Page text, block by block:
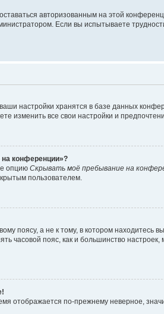
авторизованным на этой
Если вы испытываете
настройки хранятся в базе данных
изменить все свои настройки и
на конференции»?
опциюСкрывать моё пребывание на
пользователем.
поясу, а не к тому, в котором находитесь
часовой пояс, как и большинство
отображается по-прежнему неверное,